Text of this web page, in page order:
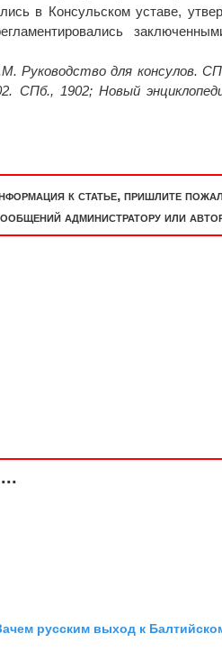
в Консульском уставе,
Руководство для консулов.
СПб., 1902; Новый
к статье, пришлите
администратору или
русским выход к